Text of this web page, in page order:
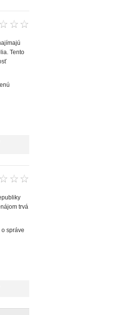
Tento
trvá
správe